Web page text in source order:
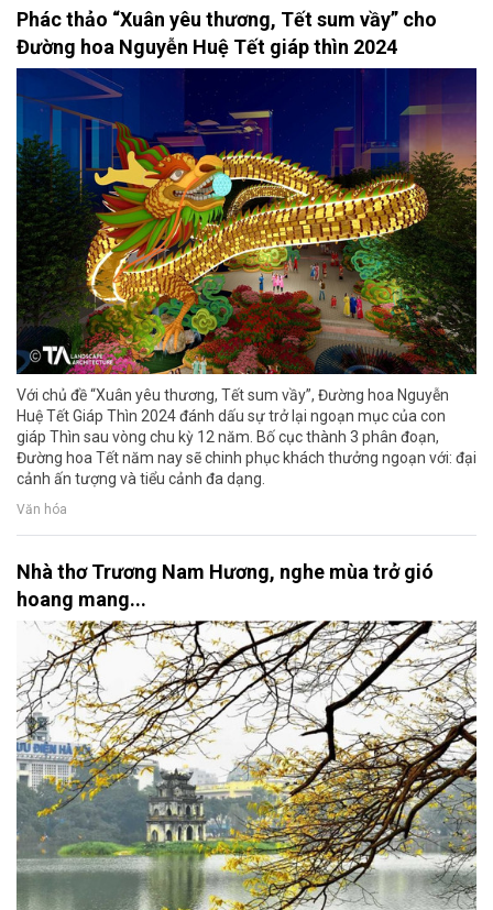
Phác thảo “Xuân yêu thương, Tết sum vầy” cho
Đường hoa Nguyễn Huệ Tết giáp thìn 2024
Với chủ đề “Xuân yêu thương, Tết sum vầy”, Đường hoa Nguyễn
Huệ Tết Giáp Thìn 2024 đánh dấu sự trở lại ngoạn mục của con
giáp Thìn sau vòng chu kỳ 12 năm. Bố cục thành 3 phân đoạn,
Đường hoa Tết năm nay sẽ chinh phục khách thưởng ngoạn với: đại
cảnh ấn tượng và tiểu cảnh đa dạng.
Văn hóa
Nhà thơ Trương Nam Hương, nghe mùa trở gió
hoang mang...